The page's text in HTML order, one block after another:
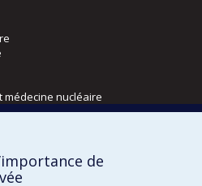
médecine nucléaire
l’activité physique
de